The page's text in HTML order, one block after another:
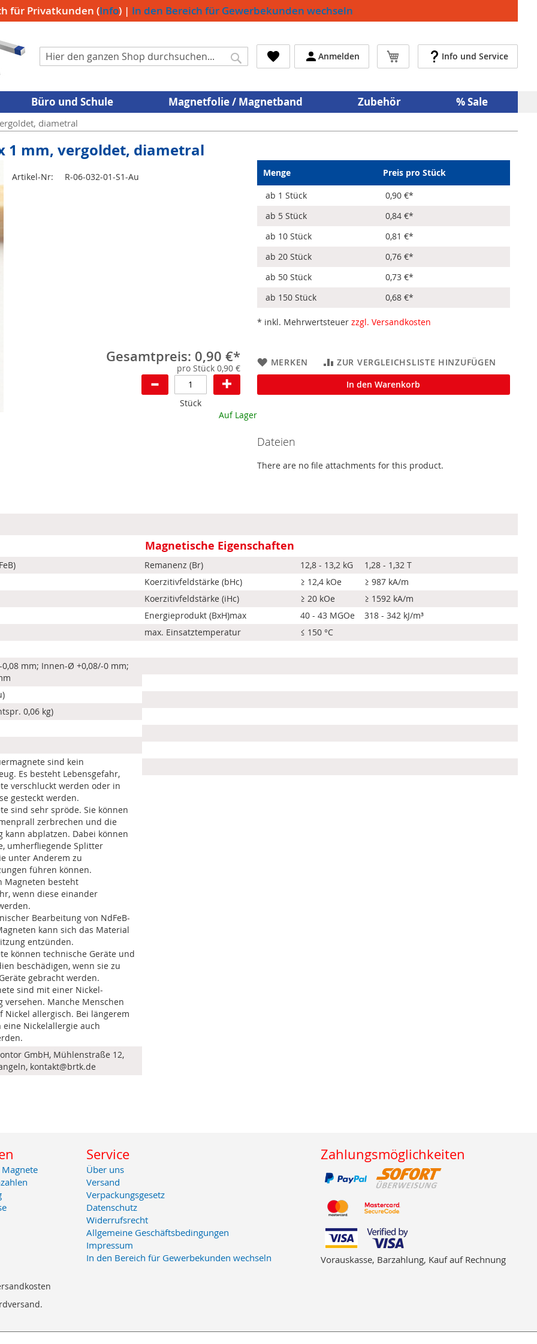
für Privatkunden (Info) | In den Bereich für Gewerbekunden wechseln
Mein Warenkorb
Suche
Anmelden Info und Service
Büro und Schule Magnetfolie / Magnetband Zubehör % Sale
diametral
1 mm, vergoldet, diametral
Artikel-Nr: R-06-032-01-S1-Au Menge
Preis pro Stück
ab 1 Stück
0,90 €*
ab 5 Stück
0,84 €*
ab 10 Stück
0,81 €*
ab 20 Stück
0,76 €*
ab 50 Stück
0,73 €*
ab 150 Stück
0,68 €*
* inkl. Mehrwertsteuer zzgl. Versandkosten
Gesamtpreis: 0,90 €*
pro Stück 0,90 €
MERKEN ZUR VERGLEICHSLISTE HINZUFÜGEN
Stück
In den Warenkorb
Auf Lager
Dateien
There are no file attachments for this product.
mm; Innen-Ø +0,08/-0 mm;
0,06 kg)
sind kein
Es besteht Lebensgefahr,
verschluckt werden oder in
gesteckt werden.
sind sehr spröde. Sie können
zerbrechen und die
kann abplatzen. Dabei können
umherfliegende Splitter
unter Anderem zu
führen können.
Magneten besteht
wenn diese einander
Bearbeitung von NdFeB-
kann sich das Material
entzünden.
können technische Geräte und
beschädigen, wenn sie zu
gebracht werden.
sind mit einer Nickel-
versehen. Manche Menschen
Nickel allergisch. Bei längerem
eine Nickelallergie auch
GmbH, Mühlenstraße 12,
kontakt@brtk.de
Magnetische Eigenschaften
Remanenz (Br) 12,8 - 13,2 kG
1,28 - 1,32 T
Koerzitivfeldstärke (bHc)
≥ 12,4 kOe
≥ 987 kA/m
Koerzitivfeldstärke (iHc)
≥ 20 kOe
≥ 1592 kA/m
Energieprodukt (BxH)max
40 - 43 MGOe
318 - 342 kJ/m³
max. Einsatztemperatur
≤ 150 °C
Service
Über uns
Versand
Verpackungsgesetz
Datenschutz
Widerrufsrecht
Allgemeine Geschäftsbedingungen
Impressum
In den Bereich für Gewerbekunden wechseln
Zahlungsmöglichkeiten
Vorauskasse, Barzahlung, Kauf auf Rechnung